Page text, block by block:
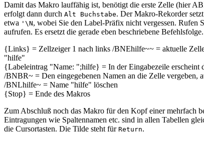
Damit das Makro lauffähig ist, benötigt die erste Zelle (hier
erfolgt dann durch Alt Buchstabe. Der Makro-Rekorder
etwa '\N, wobei Sie den Label-Präfix nicht vergessen. Rufen
aufrufen. Es ersetzt die gerade eben beschriebene
{Links} = Zellzeiger 1 nach links /BNEhilfe~~ = aktuelle
"hilfe"
{Labeleintrag "Name: ";hilfe} = In der Eingabezeile
/BNBR~ = Den eingegebenen Namen an die Zelle vergeben,
/BNLhilfe~ = Name "hilfe" löschen
{Stop} = Ende des Makros
Zum Abschluß noch das Makro für den Kopf einer mehrfach
Eintragungen wie Spaltennamen etc. sind in allen Tabellen
die Cursortasten. Die Tilde steht für Return.